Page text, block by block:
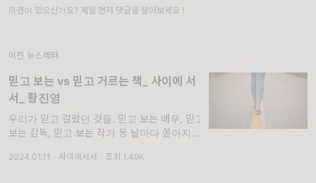
의견이 있으신가요? 제일 먼저 댓글을 달아보세요 !
이전 뉴스레터
믿고 보는 vs 믿고 거르는 책_ 사이에 서
서_ 황진영
우리가 믿고 걸렀던 것들. 믿고 보는 배우, 믿고
보는 감독, 믿고 보는 작가 등 날마다 쏟아지는
게 만들어주는 존재들이 있다. 물론, 믿고 보는
2024.01.11 사이에서서 조회 1.49K